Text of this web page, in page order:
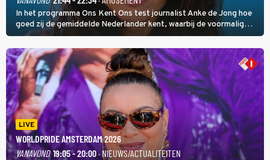
In het programma Ons Kent Ons test journalist Anke de Jong hoe
goed zij de gemiddelde Nederlander kent, waarbij de voormalig
hoofdredacteur van modebladen Glamour en Elle het samen met
rapper Keizer opneemt tegen Edson da Graça en Marc-Marie
Huijbregts.
LIVE
WORLDPRIDE AMSTERDAM 2026
VANAVOND 19:05 - 20:00· NIEUWS/ACTUALITEITEN